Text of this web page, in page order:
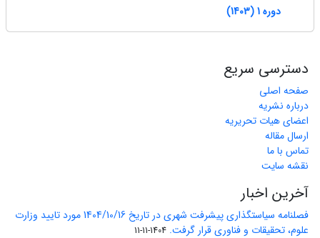
دوره 1 (1403)
دسترسی سریع
صفحه اصلی
درباره نشریه
اعضای هیات تحریریه
ارسال مقاله
تماس با ما
نقشه سایت
آخرین اخبار
فصلنامه سیاستگذاری پیشرفت شهری در تاریخ 1404/10/16 مورد تایید وزارت
علوم، تحقیقات و فناوری قرار گرفت. 1404-11-11